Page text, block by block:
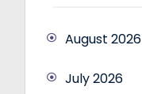
August 2026
July 2026